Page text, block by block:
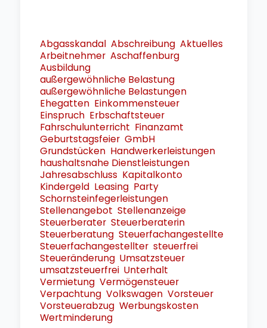
Abgasskandal Abschreibung Aktuelles
Arbeitnehmer Aschaffenburg
Ausbildung
außergewöhnliche Belastung
außergewöhnliche Belastungen
Ehegatten Einkommensteuer
Einspruch Erbschaftsteuer
Fahrschulunterricht Finanzamt
Geburtstagsfeier GmbH
Grundstücken Handwerkerleistungen
haushaltsnahe Dienstleistungen
Jahresabschluss Kapitalkonto
Kindergeld Leasing Party
Schornsteinfegerleistungen
Stellenangebot Stellenanzeige
Steuerberater Steuerberaterin
Steuerberatung Steuerfachangestellte
Steuerfachangestellter steuerfrei
Steueränderung Umsatzsteuer
umsatzsteuerfrei Unterhalt
Vermietung Vermögensteuer
Verpachtung Volkswagen Vorsteuer
Vorsteuerabzug Werbungskosten
Wertminderung